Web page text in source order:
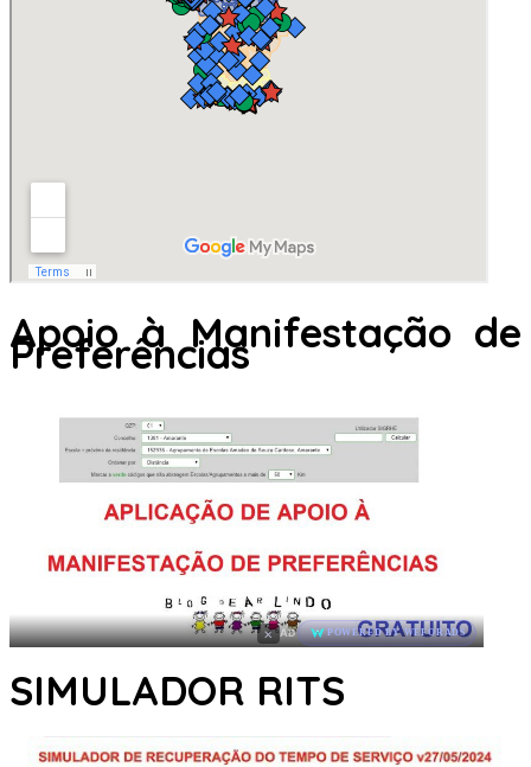
Apoio à Manifestação de
Preferências
× AD POWERED BY WEFORADS
SIMULADOR RITS